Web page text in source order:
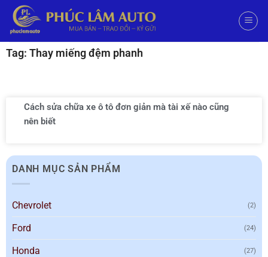
Tag: Thay miếng đệm phanh
Cách sửa chữa xe ô tô đơn giản mà tài xế nào cũng
nên biết
DANH MỤC SẢN PHẨM
Chevrolet (2)
Ford (24)
Honda (27)